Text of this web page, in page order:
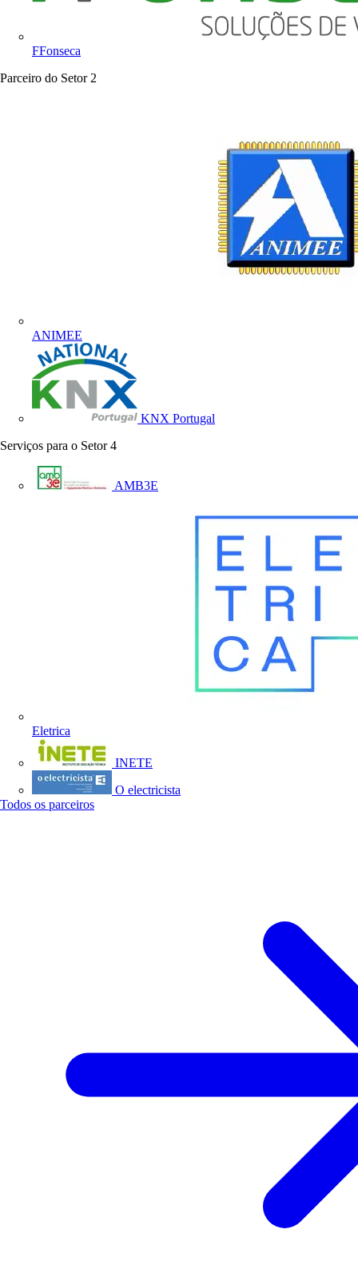
FFonseca
Parceiro do Setor 2
ANIMEE
KNX Portugal
Serviços para o Setor 4
AMB3E
Eletrica
INETE
O electricista
Todos os parceiros